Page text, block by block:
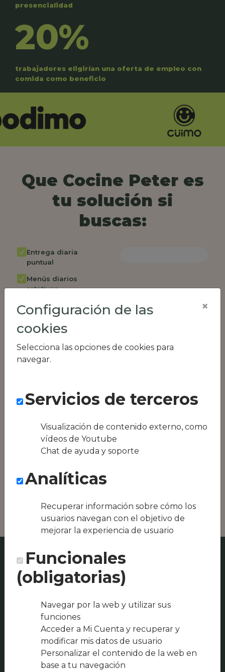
presencialidad
20%
trabajadores eligirían una oferta de empleo con
comida como beneficio
Que Cocine Peter es
tu solución si
buscas:
Entrega diaria
puntual
Menús diarios
rotativos
Cambio de menú
semanalmente
Factura única
Acceso individual
empleados
Panel de control
RR.HH
equipos híbridos
Conseguimos la
zona, como podría
ser Restaurante bar
Configuración de las
cookies
Selecciona las opciones de cookies para
navegar.
×
Servicios de terceros
Visualización de contenido externo, como
vídeos de Youtube
Chat de ayuda y soporte
Analíticas
Recuperar información sobre cómo los
usuarios navegan con el objetivo de
mejorar la experiencia de usuario
Funcionales
(obligatorias)
Navegar por la web y utilizar sus
funciones
Acceder a Mi Cuenta y recuperar y
modificar mis datos de usuario
Personalizar el contenido de la web en
base a tu navegación